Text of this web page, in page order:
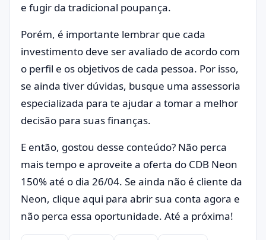
e fugir da tradicional poupança.
Porém, é importante lembrar que cada
investimento deve ser avaliado de acordo com
o perfil e os objetivos de cada pessoa. Por isso,
se ainda tiver dúvidas, busque uma assessoria
especializada para te ajudar a tomar a melhor
decisão para suas finanças.
E então, gostou desse conteúdo? Não perca
mais tempo e aproveite a oferta do CDB Neon
150% até o dia 26/04. Se ainda não é cliente da
Neon, clique aqui para abrir sua conta agora e
não perca essa oportunidade. Até a próxima!